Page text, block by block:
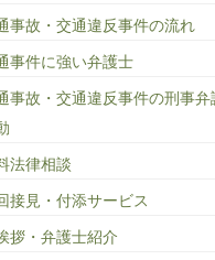
事故・交通違反事件の流れ
事件に強い弁護士
事故・交通違反事件の刑事弁
法律相談
接見・付添サービス
拶・弁護士紹介